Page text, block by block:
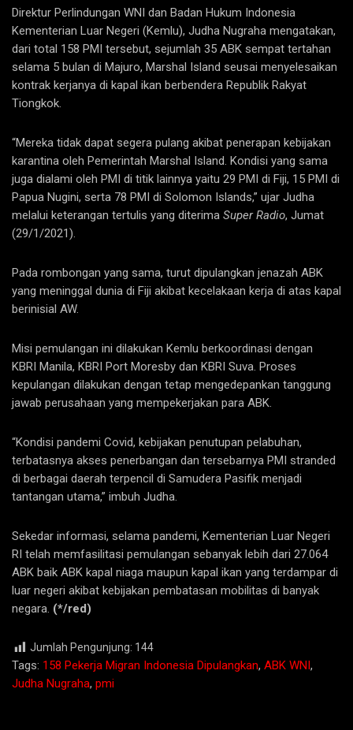
Direktur Perlindungan WNI dan Badan Hukum Indonesia
Kementerian Luar Negeri (Kemlu), Judha Nugraha mengatakan,
dari total 158 PMI tersebut, sejumlah 35 ABK sempat tertahan
selama 5 bulan di Majuro, Marshal Island seusai menyelesaikan
kontrak kerjanya di kapal ikan berbendera Republik Rakyat
Tiongkok.
“Mereka tidak dapat segera pulang akibat penerapan kebijakan
karantina oleh Pemerintah Marshal Island. Kondisi yang sama
juga dialami oleh PMI di titik lainnya yaitu 29 PMI di Fiji, 15 PMI di
Papua Nugini, serta 78 PMI di Solomon Islands,” ujar Judha
melalui keterangan tertulis yang diterima Super Radio, Jumat
(29/1/2021).
Pada rombongan yang sama, turut dipulangkan jenazah ABK
yang meninggal dunia di Fiji akibat kecelakaan kerja di atas kapal
berinisial AW.
Misi pemulangan ini dilakukan Kemlu berkoordinasi dengan
KBRI Manila, KBRI Port Moresby dan KBRI Suva. Proses
kepulangan dilakukan dengan tetap mengedepankan tanggung
jawab perusahaan yang mempekerjakan para ABK.
“Kondisi pandemi Covid, kebijakan penutupan pelabuhan,
terbatasnya akses penerbangan dan tersebarnya PMI stranded
di berbagai daerah terpencil di Samudera Pasifik menjadi
tantangan utama,” imbuh Judha.
Sekedar informasi, selama pandemi, Kementerian Luar Negeri
RI telah memfasilitasi pemulangan sebanyak lebih dari 27.064
ABK baik ABK kapal niaga maupun kapal ikan yang terdampar di
luar negeri akibat kebijakan pembatasan mobilitas di banyak
negara. (*/red)
Jumlah Pengunjung: 144
Tags: 158 Pekerja Migran Indonesia Dipulangkan, ABK WNI,
Judha Nugraha, pmi